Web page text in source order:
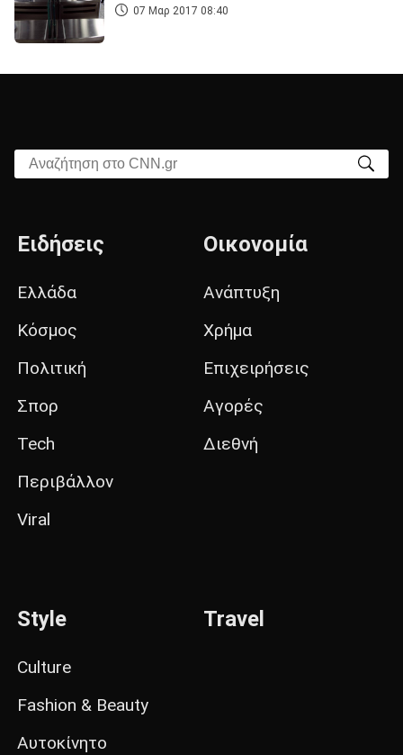
07 Μαρ 2017 08:40
Αναζήτηση στο CNN.gr
Ειδήσεις
Ελλάδα
Κόσμος
Πολιτική
Σπορ
Tech
Περιβάλλον
Viral
Οικονομία
Ανάπτυξη
Χρήμα
Επιχειρήσεις
Αγορές
Διεθνή
Style
Culture
Fashion & Beauty
Αυτοκίνητο
Travel